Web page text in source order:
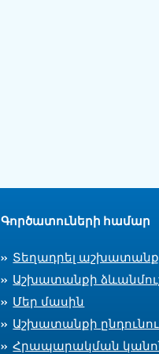
Գործատուների համար
Տեղադրել աշխատանք
Աշխատանքի
Մեր մասին
Աշխատանքի
Հրապարակման